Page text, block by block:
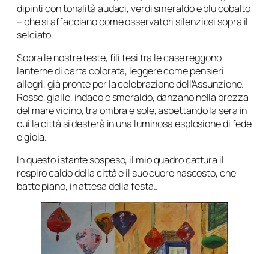
dipinti con tonalità audaci, verdi smeraldo e blu cobalto
– che si affacciano come osservatori silenziosi sopra il
selciato.
Sopra le nostre teste, fili tesi tra le case reggono
lanterne di carta colorata, leggere come pensieri
allegri, già pronte per la celebrazione dell’Assunzione.
Rosse, gialle, indaco e smeraldo, danzano nella brezza
del mare vicino, tra ombra e sole, aspettando la sera in
cui la città si desterà in una luminosa esplosione di fede
e gioia.
In questo istante sospeso, il mio quadro cattura il
respiro caldo della città e il suo cuore nascosto, che
batte piano, in attesa della festa..